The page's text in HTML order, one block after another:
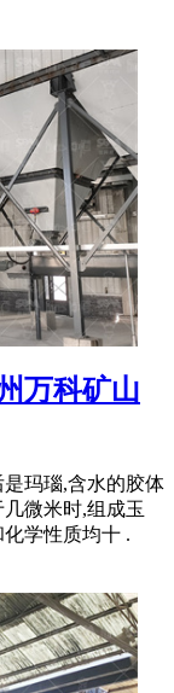
万科矿山
玛瑙,含水的胶体
微米时,组成玉
学性质均十 .